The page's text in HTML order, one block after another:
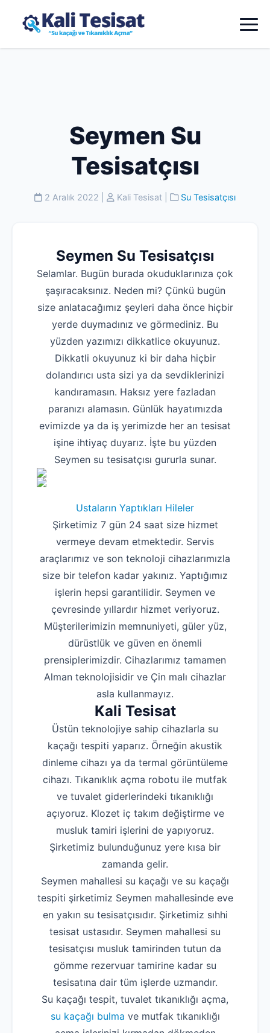
Seymen Su
Tesisatçısı
2 Aralık 2022 Kali Tesisat Su Tesisatçısı
Seymen Su Tesisatçısı
Selamlar. Bugün burada okuduklarınıza çok
şaşıracaksınız. Neden mi? Çünkü bugün
size anlatacağımız şeyleri daha önce hiçbir
yerde duymadınız ve görmediniz. Bu
yüzden yazımızı dikkatlice okuyunuz.
Dikkatli okuyunuz ki bir daha hiçbir
dolandırıcı usta sizi ya da sevdiklerinizi
kandıramasın. Haksız yere fazladan
paranızı alamasın. Günlük hayatımızda
evimizde ya da iş yerimizde her an tesisat
işine ihtiyaç duyarız. İşte bu yüzden
Seymen su tesisatçısı gururla sunar.
Ustaların Yaptıkları Hileler
Şirketimiz 7 gün 24 saat size hizmet
vermeye devam etmektedir. Servis
araçlarımız ve son teknoloji cihazlarımızla
size bir telefon kadar yakınız. Yaptığımız
işlerin hepsi garantilidir. Seymen ve
çevresinde yıllardır hizmet veriyoruz.
Müşterilerimizin memnuniyeti, güler yüz,
dürüstlük ve güven en önemli
prensiplerimizdir. Cihazlarımız tamamen
Alman teknolojisidir ve Çin malı cihazlar
asla kullanmayız.
Kali Tesisat
Üstün teknolojiye sahip cihazlarla su
kaçağı tespiti yaparız. Örneğin akustik
dinleme cihazı ya da termal görüntüleme
cihazı. Tıkanıklık açma robotu ile mutfak
ve tuvalet giderlerindeki tıkanıklığı
açıyoruz. Klozet iç takım değiştirme ve
musluk tamiri işlerini de yapıyoruz.
Şirketimiz bulunduğunuz yere kısa bir
zamanda gelir.
Seymen mahallesi su kaçağı ve su kaçağı
tespiti şirketimiz Seymen mahallesinde eve
en yakın su tesisatçısıdır. Şirketimiz sıhhi
tesisat ustasıdır. Seymen mahallesi su
tesisatçısı musluk tamirinden tutun da
gömme rezervuar tamirine kadar su
tesisatına dair tüm işlerde uzmandır.
Su kaçağı tespit, tuvalet tıkanıklığı açma,
su kaçağı bulma ve mutfak tıkanıklığı